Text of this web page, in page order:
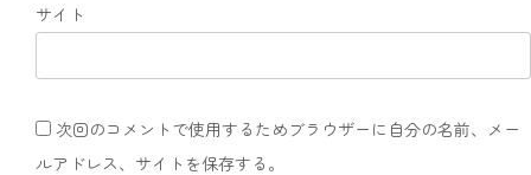
サイト
次回のコメントで使用するためブラウザーに自分の名前、メー
ルアドレス、サイトを保存する。